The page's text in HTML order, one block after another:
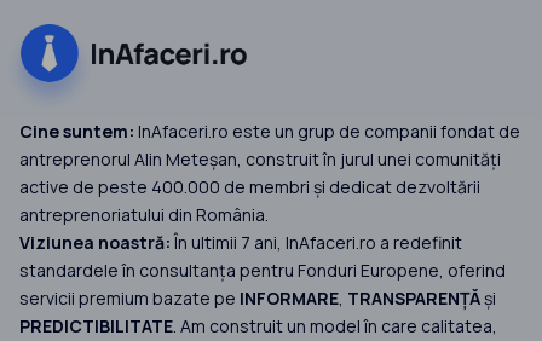
Cine suntem: InAfaceri.ro este un grup de companii fondat de
antreprenorul Alin Meteșan, construit în jurul unei comunități
active de peste 400.000 de membri și dedicat dezvoltării
antreprenoriatului din România.
Viziunea noastră:În ultimii 7 ani, InAfaceri.ro a redefinit
standardele în consultanța pentru Fonduri Europene, oferind
servicii premium bazate pe INFORMARE, TRANSPARENȚĂși
PREDICTIBILITATE. Am construit un model în care calitatea,